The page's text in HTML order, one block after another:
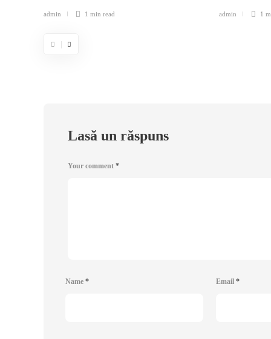
admin 1 min read admin 1
Lasă un răspuns
Your comment *
Name * Email *